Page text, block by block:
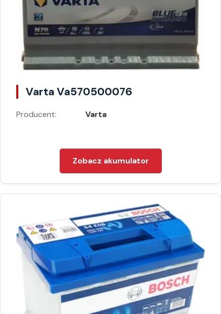
Varta Va570500076
Producent: Varta
Zobacz akumulator